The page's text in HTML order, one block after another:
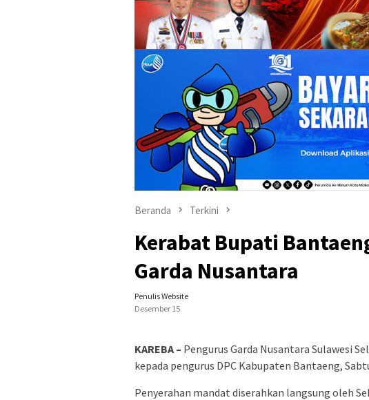
Beranda Terkini
Kerabat Bupati
Garda Nusantara
Penulis Website
Desember 15
KAREBA – Pengurus Garda Nusantara Sulawesi
kepada pengurus DPC Kabupaten Bantaeng,
Penyerahan mandat diserahkan langsung oleh